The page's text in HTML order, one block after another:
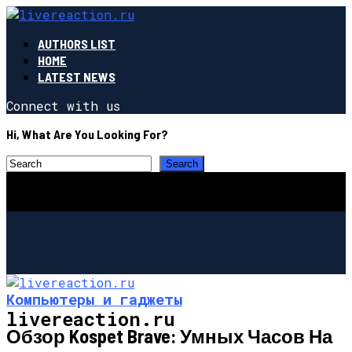
AUTHORS LIST
HOME
LATEST NEWS
Connect with us
Hi, What Are You Looking For?
livereaction.ru
Компьютеры и гаджеты
Обзор Kospet Brave: Умных Часов На